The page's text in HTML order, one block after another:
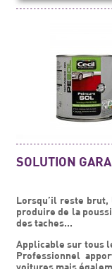
SOLUTION
Lorsqu’il reste brut,
produire de la
des taches...
Applicable sur tous
Professionnel
voitures mais